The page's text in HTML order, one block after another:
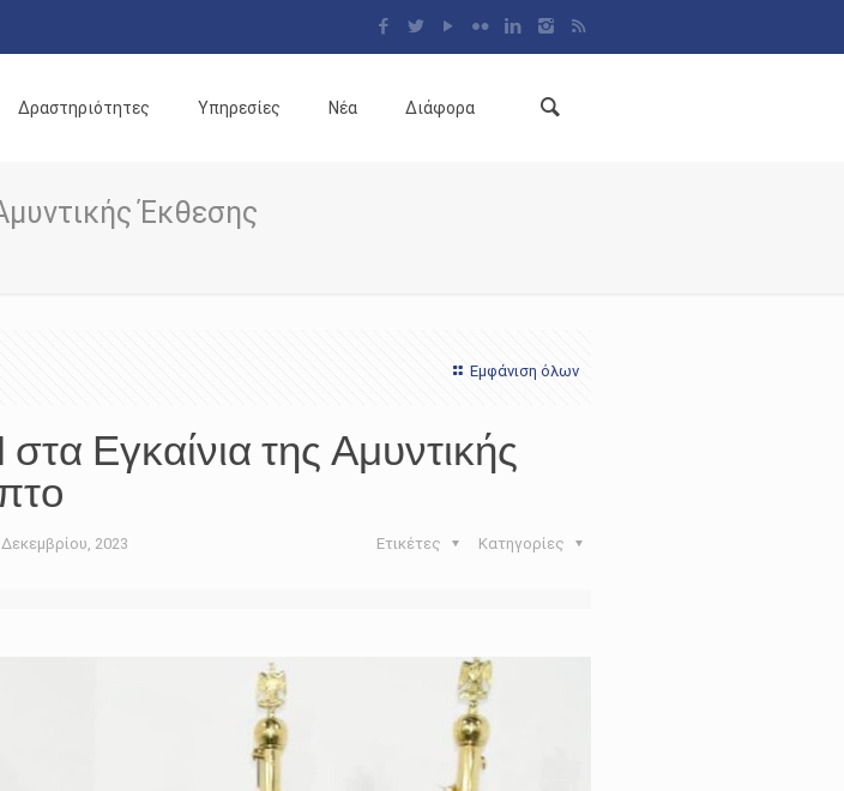
Δραστηριότητες Υπηρεσίες Νέα Διάφορα
Έκθεσης
Εμφάνιση όλων
Εγκαίνια της Αμυντικής
2023 Κατηγορίες
Ετικέτες